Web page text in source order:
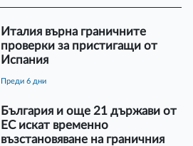
Италия върна граничните
проверки за пристигащи от
Испания
преди 6 дни
България и още 21 държави от
ЕС искат временно
възстановяване на граничния